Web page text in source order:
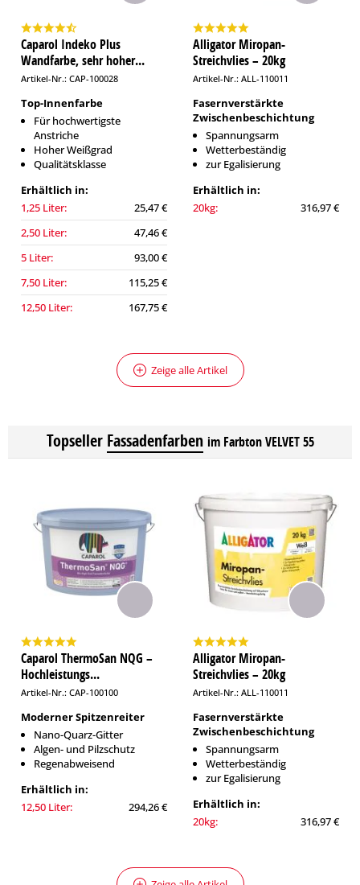
Caparol Indeko Plus
Wandfarbe, sehr hoher...
Artikel-Nr.: CAP-100028
Top-Innenfarbe
Für hochwertigste
Anstriche
Hoher Weißgrad
Qualitätsklasse
Erhältlich in:
1,25 Liter:
25,47 €
2,50 Liter:
47,46 €
5 Liter:
93,00 €
7,50 Liter:
115,25 €
12,50 Liter:
167,75 €
Alligator Miropan-
Streichvlies – 20kg
Artikel-Nr.: ALL-110011
Fasernverstärkte
Zwischenbeschichtung
Spannungsarm
Wetterbeständig
zur Egalisierung
Erhältlich in:
20kg:
316,97 €
Zeige alle Artikel
Topseller Fassadenfarben im Farbton VELVET 55
Caparol ThermoSan NQG –
Hochleistungs...
Artikel-Nr.: CAP-100100
Moderner Spitzenreiter
Nano-Quarz-Gitter
Algen- und Pilzschutz
Regenabweisend
Erhältlich in:
12,50 Liter:
294,26 €
Alligator Miropan-
Streichvlies – 20kg
Artikel-Nr.: ALL-110011
Fasernverstärkte
Zwischenbeschichtung
Spannungsarm
Wetterbeständig
zur Egalisierung
Erhältlich in:
20kg:
316,97 €